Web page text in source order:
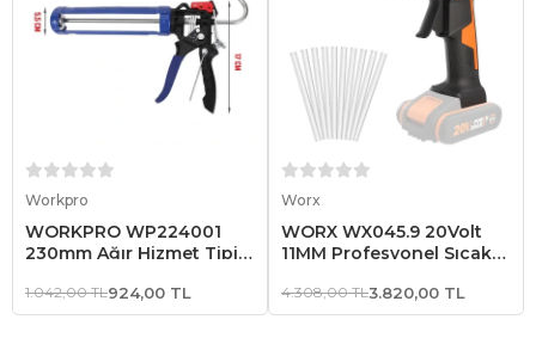
Workpro
WORKPRO WP224001
230mm Ağır Hizmet Tipi
Tabancası
1.042,00 TL924,00 TL
Worx
WORX WX045.9 20Volt
11MM Profesyonel Sıcak
10 Silikon (Akü Dahil
Değildir)
4.308,00 TL3.820,00 TL